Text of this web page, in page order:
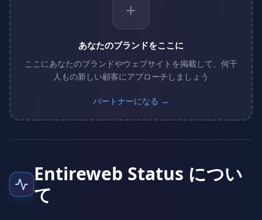
+
あなたのブランドをここに
ここにあなたのブランドやウェブサイトを掲載して、何千
人もの新しい顧客にアプローチしましょう
パートナーになる →
Entireweb Status につい
て